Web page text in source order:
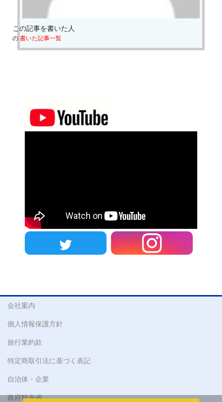
この記事を書いた人
の 書いた記事一覧
会社案内
個人情報保護方針
旅行業約款
特定商取引法に基づく表記
自治体・企業
政府観光省